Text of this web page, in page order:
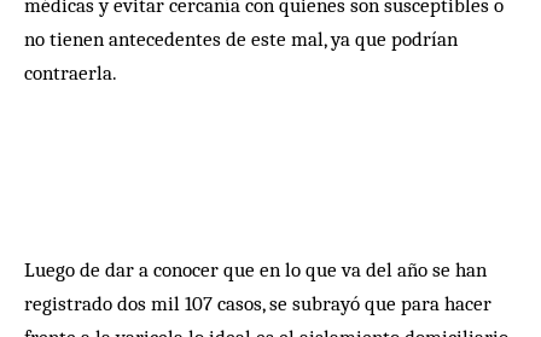
médicas y evitar cercanía con quienes son susceptibles o
no tienen antecedentes de este mal, ya que podrían
contraerla.
Luego de dar a conocer que en lo que va del año se han
registrado dos mil 107 casos, se subrayó que para hacer